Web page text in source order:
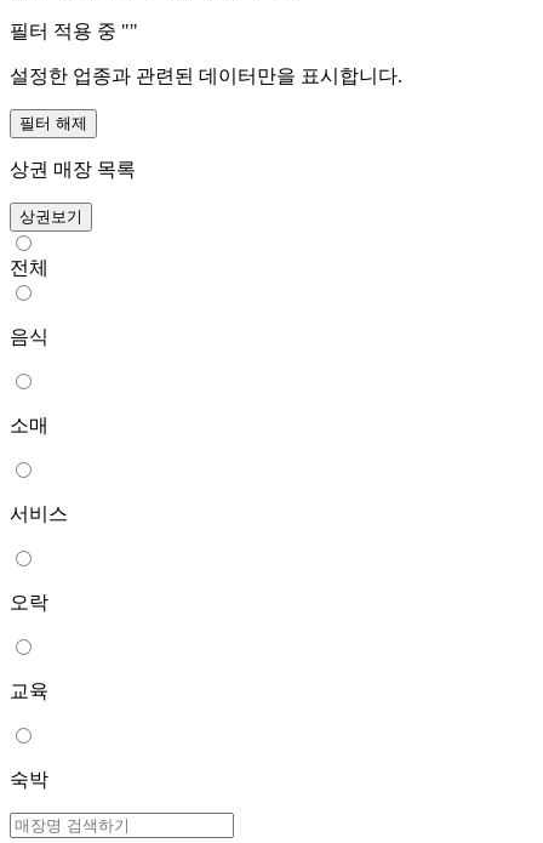
필터 적용 중 ""
설정한 업종과 관련된 데이터만을 표시합니다.
필터 해제
상권 매장 목록
상권보기
전체
음식
소매
서비스
오락
교육
숙박